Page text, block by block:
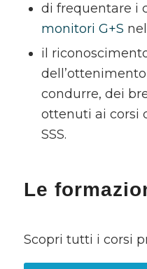
di frequentare i
monitori G+S
il
condurre, dei
ottenuti ai corsi
SSS.
Le
Scopri tutti i corsi